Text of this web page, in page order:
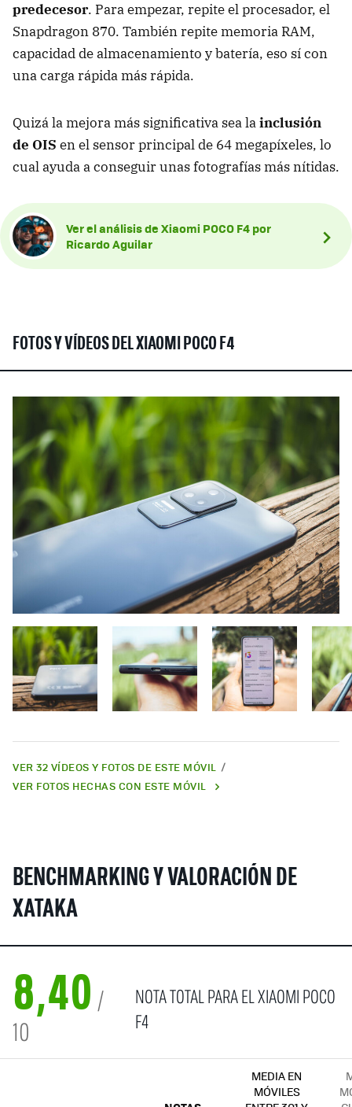
predecesor. Para empezar, repite el procesador, el
Snapdragon 870. También repite memoria RAM,
capacidad de almacenamiento y batería, eso sí con
una carga rápida más rápida.
Quizá la mejora más significativa sea lainclusión
de OIS en el sensor principal de 64 megapíxeles, lo
cual ayuda a conseguir unas fotografías más nítidas.
Ver el análisis de Xiaomi POCO F4 por
Ricardo Aguilar
FOTOS Y VÍDEOS DEL XIAOMI POCO F4
VER 32 VÍDEOS Y FOTOS DE ESTE MÓVIL
VER FOTOS HECHAS CON ESTE MÓVIL
BENCHMARKING Y VALORACIÓN DE
XATAKA
8,40 /
10
NOTA TOTAL PARA EL XIAOMI POCO
F4
MEDIA EN
MÓVILES